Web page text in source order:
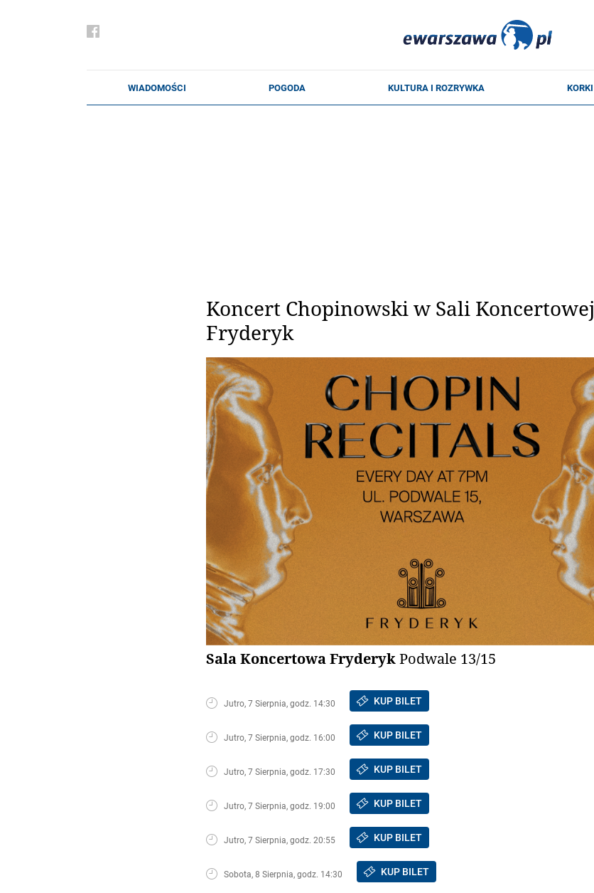
Koncert Chopinowski w Sali Koncertowej
Fryderyk
Sala Koncertowa FryderykPodwale 13/15
Jutro, 7 Sierpnia, godz. 14:30 KUP BILET
Jutro, 7 Sierpnia, godz. 16:00 KUP BILET
Jutro, 7 Sierpnia, godz. 17:30 KUP BILET
Jutro, 7 Sierpnia, godz. 19:00 KUP BILET
Jutro, 7 Sierpnia, godz. 20:55 KUP BILET
Sobota, 8 Sierpnia, godz. 14:30 KUP BILET